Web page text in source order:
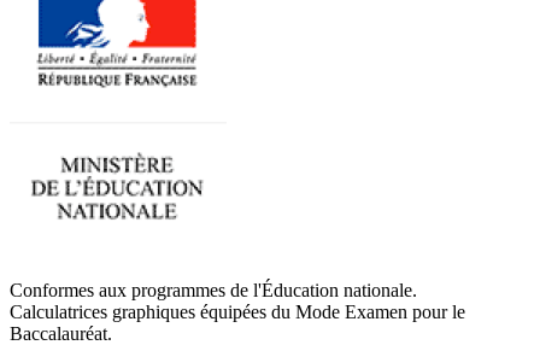
Conformes aux programmes de l'Éducation nationale.
Calculatrices graphiques équipées du Mode Examen pour le
Baccalauréat.